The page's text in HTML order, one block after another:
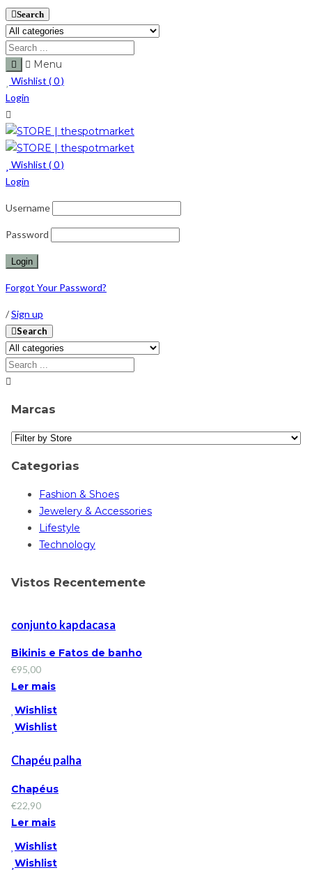
Search
Menu
Wishlist (0)
Login
Wishlist (0)
Login
Username
Password
Forgot Your Password?
/Sign up
Search
Marcas
Categorias
Fashion & Shoes
Jewelery & Accessories
Lifestyle
Technology
Vistos Recentemente
conjunto kapdacasa
Bikinis e Fatos de banho
€95,00
Ler mais
Wishlist
Wishlist
Chapéu palha
Chapéus
€22,90
Ler mais
Wishlist
Wishlist